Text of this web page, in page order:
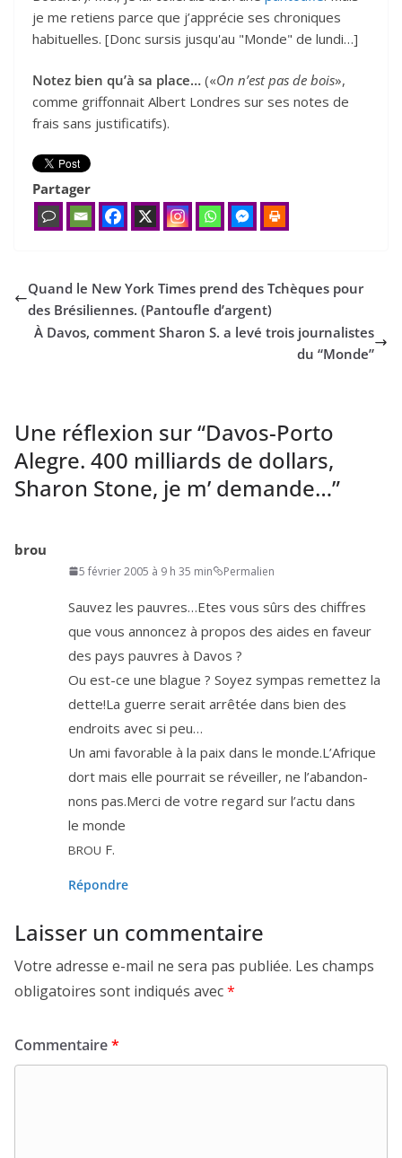
je me retiens parce que j’apprécie ses chroniques
habituelles. [Donc sursis jusqu'au "Monde" de lundi…]
Notez bien qu’à sa place… («On n’est pas de bois»,
comme griffonnait Albert Londres sur ses notes de
frais sans justificatifs).
Partager
Quand le New York Times prend des Tchèques pour
des Brésiliennes. (Pantoufle d’argent)
À Davos, comment Sharon S. a levé trois journalistes
du “Monde”
Une réflexion sur “Davos-Porto
Alegre. 400 milliards de dollars,
Sharon Stone, je m’ demande…”
brou
5 février 2005 à 9 h 35 min Permalien
Sauvez les pauvres…Etes vous sûrs des chiffres
que vous annon­cez à pro­pos des aides en faveur
des pays pauvres à Davos ?
Ou est-ce une blague ? Soyez sym­pas remet­tez la
dette!La guerre serait arrê­tée dans bien des
endroits avec si peu…
Un ami favo­rable à la paix dans le monde.L’Afrique
dort mais elle pour­rait se réveiller, ne l’a­ban­don­
nons pas.Merci de votre regard sur l’ac­tu dans
le monde
BROU F.
Répondre
Laisser un commentaire
Votre adresse e-mail ne sera pas publiée. Les champs
obligatoires sont indiqués avec*
Commentaire*